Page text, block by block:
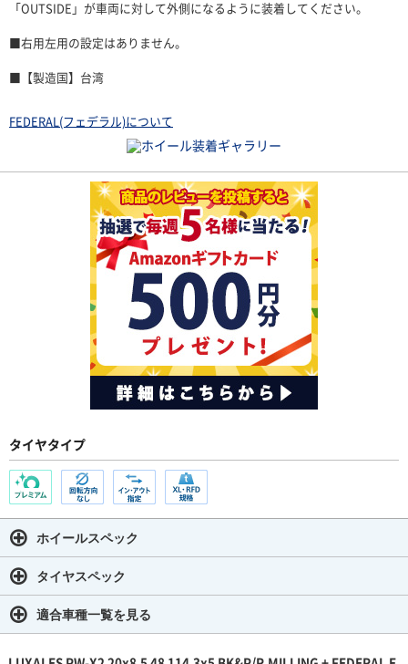
「OUTSIDE」が車両に対して外側になるように装着してください。
■右用左用の設定はありません。
■【製造国】台湾
FEDERAL(フェデラル)について
タイヤタイプ
ホイールスペック
タイヤスペック
適合車種一覧を見る